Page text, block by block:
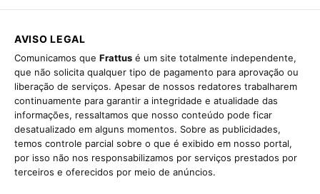
AVISO LEGAL
Comunicamos que Frattus é um site totalmente independente,
que não solicita qualquer tipo de pagamento para aprovação ou
liberação de serviços. Apesar de nossos redatores trabalharem
continuamente para garantir a integridade e atualidade das
informações, ressaltamos que nosso conteúdo pode ficar
desatualizado em alguns momentos. Sobre as publicidades,
temos controle parcial sobre o que é exibido em nosso portal,
por isso não nos responsabilizamos por serviços prestados por
terceiros e oferecidos por meio de anúncios.